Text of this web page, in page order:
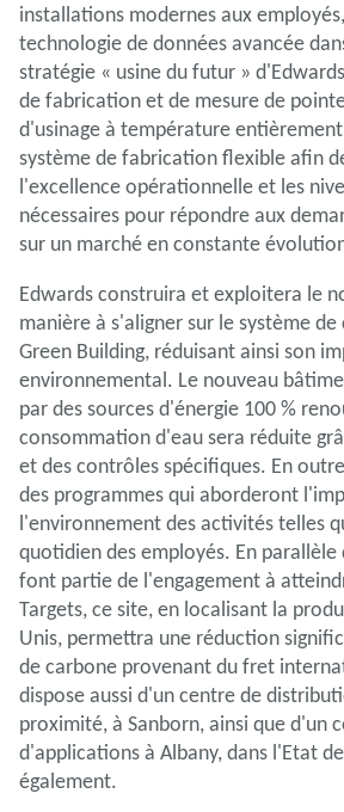
installations modernes aux
technologie de données avancée
stratégie « usine du futur »
de fabrication et de mesure de
d'usinage à température
système de fabrication flexible afin
l'excellence opérationnelle et les
nécessaires pour répondre aux
sur un marché en constante
Edwards construira et exploitera le
manière à s'aligner sur le système
Green Building, réduisant ainsi son
environnemental. Le nouveau
par des sources d'énergie 100 %
consommation d'eau sera réduite
et des contrôles spécifiques. En
des programmes qui aborderont
l'environnement des activités telles
quotidien des employés. En
font partie de l'engagement à
Targets, ce site, en localisant la
Unis, permettra une réduction
de carbone provenant du fret
dispose aussi d'un centre de
proximité, à Sanborn, ainsi que d'un
d'applications à Albany, dans l'Etat
également.